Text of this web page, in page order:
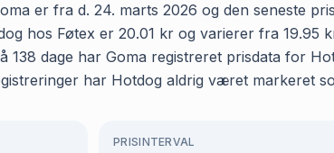
er fra d. 24. marts 2026 og den seneste
hos Føtex er 20.01 kr og varierer fra 19.95
dage har Goma registreret prisdata for
har Hotdog aldrig været markeret
PRISINTERVAL